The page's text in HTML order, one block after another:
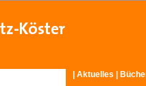
Aktuelles